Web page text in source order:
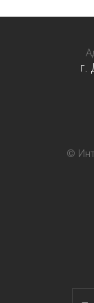
г.
©